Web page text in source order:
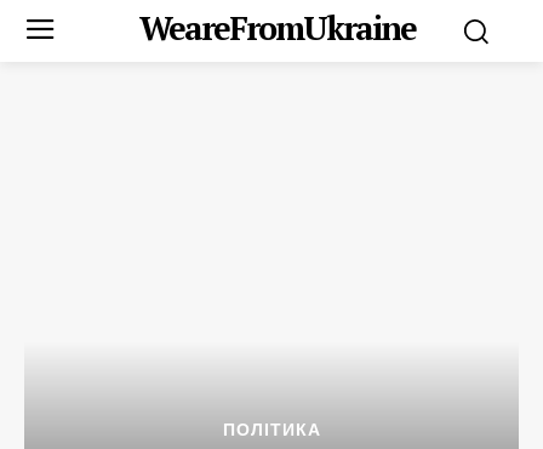
WeareFromUkraine
ПОЛІТИКА